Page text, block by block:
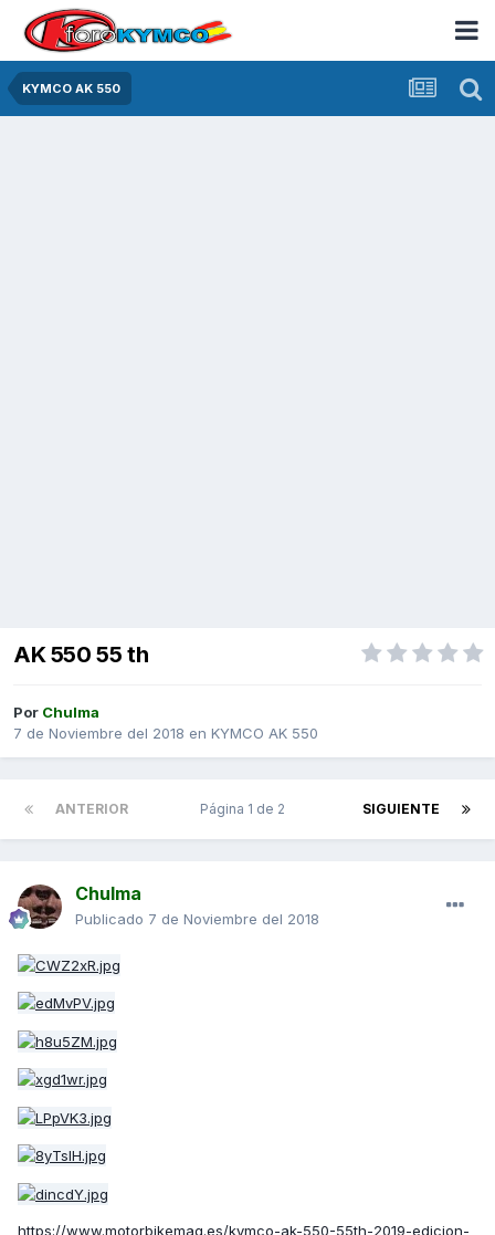
KYMCO AK 550
AK 550 55 th
Por Chulma
7 de Noviembre del 2018 en KYMCO AK 550
ANTERIOR SIGUIENTE
Página 1 de 2
Chulma
Publicado 7 de Noviembre del 2018
https://www.motorbikemag.es/kymco-ak-550-55th-2019-edicion-